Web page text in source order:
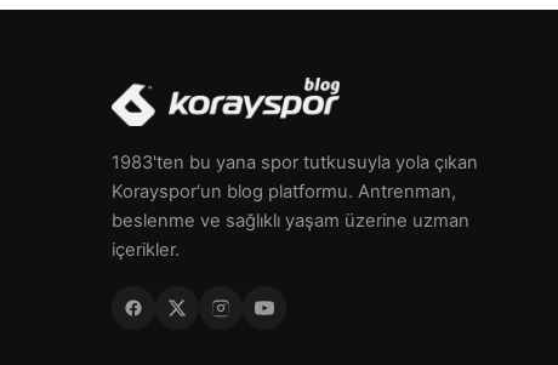
1983'ten bu yana spor tutkusuyla yola çıkan
Korayspor'un blog platformu. Antrenman,
beslenme ve sağlıklı yaşam üzerine uzman
içerikler.